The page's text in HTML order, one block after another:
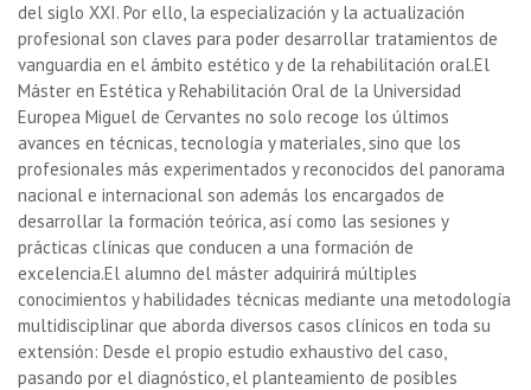
del siglo XXI. Por ello, la especialización y la actualización
profesional son claves para poder desarrollar tratamientos de
vanguardia en el ámbito estético y de la rehabilitación oral.El
Máster en Estética y Rehabilitación Oral de la Universidad
Europea Miguel de Cervantes no solo recoge los últimos
avances en técnicas, tecnología y materiales, sino que los
profesionales más experimentados y reconocidos del panorama
nacional e internacional son además los encargados de
desarrollar la formación teórica, así como las sesiones y
prácticas clínicas que conducen a una formación de
excelencia.El alumno del máster adquirirá múltiples
conocimientos y habilidades técnicas mediante una metodología
multidisciplinar que aborda diversos casos clínicos en toda su
extensión: Desde el propio estudio exhaustivo del caso,
pasando por el diagnóstico, el planteamiento de posibles